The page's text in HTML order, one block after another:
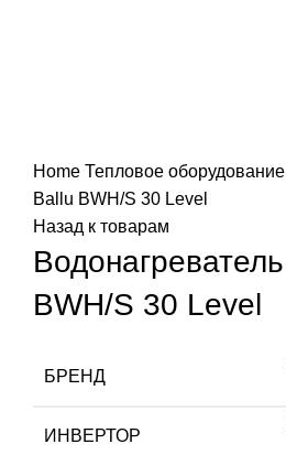
Home Тепловое оборудование
Ballu BWH/S 30 Level
Назад к товарам
BWH/S 30 Level
БРЕНД
ИНВЕРТОР